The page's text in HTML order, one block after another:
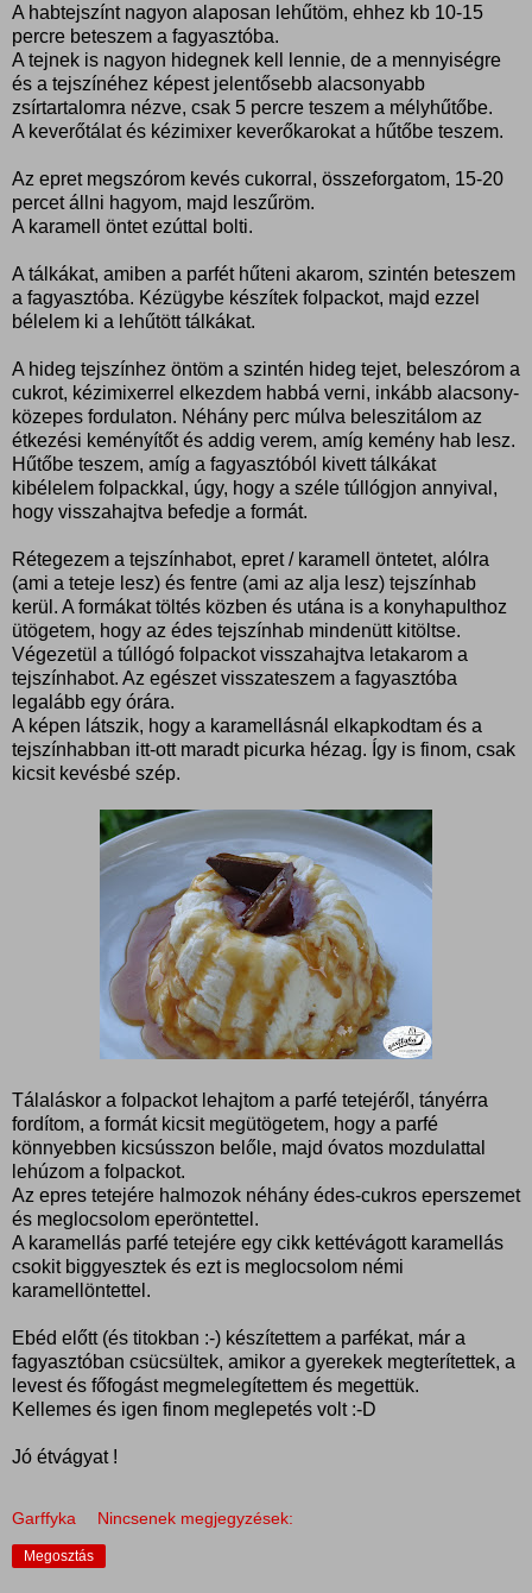
A habtejszínt nagyon alaposan lehűtöm, ehhez kb 10-15
percre beteszem a fagyasztóba.
A tejnek is nagyon hidegnek kell lennie, de a mennyiségre
és a tejszínéhez képest jelentősebb alacsonyabb
zsírtartalomra nézve, csak 5 percre teszem a mélyhűtőbe.
A keverőtálat és kézimixer keverőkarokat a hűtőbe teszem.
Az epret megszórom kevés cukorral, összeforgatom, 15-20
percet állni hagyom, majd leszűröm.
A karamell öntet ezúttal bolti.
A tálkákat, amiben a parfét hűteni akarom, szintén beteszem
a fagyasztóba. Kézügybe készítek folpackot, majd ezzel
bélelem ki a lehűtött tálkákat.
A hideg tejszínhez öntöm a szintén hideg tejet, beleszórom a
cukrot, kézimixerrel elkezdem habbá verni, inkább alacsony-
közepes fordulaton. Néhány perc múlva beleszitálom az
étkezési keményítőt és addig verem, amíg kemény hab lesz.
Hűtőbe teszem, amíg a fagyasztóból kivett tálkákat
kibélelem folpackkal, úgy, hogy a széle túllógjon annyival,
hogy visszahajtva befedje a formát.
Rétegezem a tejszínhabot, epret / karamell öntetet, alólra
(ami a teteje lesz) és fentre (ami az alja lesz) tejszínhab
kerül. A formákat töltés közben és utána is a konyhapulthoz
ütögetem, hogy az édes tejszínhab mindenütt kitöltse.
Végezetül a túllógó folpackot visszahajtva letakarom a
tejszínhabot. Az egészet visszateszem a fagyasztóba
legalább egy órára.
A képen látszik, hogy a karamellásnál elkapkodtam és a
tejszínhabban itt-ott maradt picurka hézag. Így is finom, csak
kicsit kevésbé szép.
Tálaláskor a folpackot lehajtom a parfé tetejéről, tányérra
fordítom, a formát kicsit megütögetem, hogy a parfé
könnyebben kicsússzon belőle, majd óvatos mozdulattal
lehúzom a folpackot.
Az epres tetejére halmozok néhány édes-cukros eperszemet
és meglocsolom eperöntettel.
A karamellás parfé tetejére egy cikk kettévágott karamellás
csokit biggyesztek és ezt is meglocsolom némi
karamellöntettel.
Ebéd előtt (és titokban :-) készítettem a parfékat, már a
fagyasztóban csücsültek, amikor a gyerekek megterítettek, a
levest és főfogást megmelegítettem és megettük.
Kellemes és igen finom meglepetés volt :-D
Jó étvágyat !
Garffyka Nincsenek megjegyzések:
Megosztás